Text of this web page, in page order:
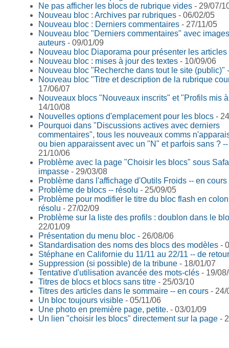
Ne pas afficher les blocs de rubrique vides - 29/07/
Nouveau bloc : Archives par rubriques - 06/02/05
Nouveau bloc : Derniers commentaires - 27/11/05
Nouveau bloc "Derniers commentaires" avec
auteurs - 09/01/09
Nouveau bloc Diaporama pour présenter les articles
Nouveau bloc : mises à jour des textes - 10/09/06
Nouveau bloc "Recherche dans tout le site (public)"
Nouveau bloc "Titre et description de la rubrique
17/06/07
Nouveaux blocs "Nouveaux inscrits" et "Profils mis
14/10/08
Nouvelles options d'emplacement pour les blocs -
Pourquoi dans "Discussions actives avec derniers
commentaires", tous les nouveaux comms
ou bien apparaissent avec un "N" et parfois sans ?
21/10/06
Problème avec la page "Choisir les blocs" sous
impasse - 29/03/08
Problème dans l'affichage d'Outils Froids -- en cours
Problème de blocs -- résolu - 25/09/05
Problème pour modifier le titre du bloc flash en
résolu - 27/02/09
Problème sur la liste des profils : doublon dans le
22/01/09
Présentation du menu bloc - 26/08/06
Standardisation des noms des blocs des modèles -
Stéphane en Californie du 11/11 au 22/11 -- de retour
Suppression (si possible) de la tribune - 18/01/07
Tentative d'utilisation avancée des mots-clés - 19/
Titres de blocs et blocs sans titre - 25/03/10
Titres des articles dans le sommaire -- en cours - 24/
Un bloc toujours visible - 05/11/06
Une photo en première page, petite. - 03/01/09
Un lien "choisir les blocs" directement sur la page -